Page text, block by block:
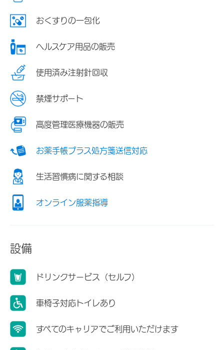
おくすりの一包化
ヘルスケア用品の販売
使用済み注射針回収
禁煙サポート
高度管理医療機器の販売
お薬手帳プラス処方箋送信対応
生活習慣病に関する相談
オンライン服薬指導
設備
ドリンクサービス（セルフ）
車椅子対応トイレあり
すべてのキャリアでご利用いただけます